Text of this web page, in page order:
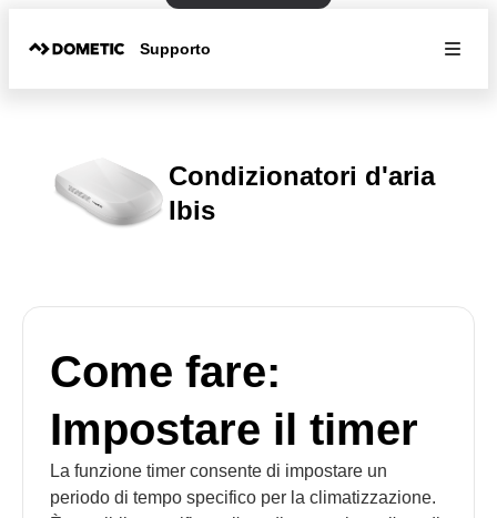
Supporto
Condizionatori d'aria
Ibis
Come fare:
Impostare il timer
La funzione timer consente di impostare un
periodo di tempo specifico per la climatizzazione.